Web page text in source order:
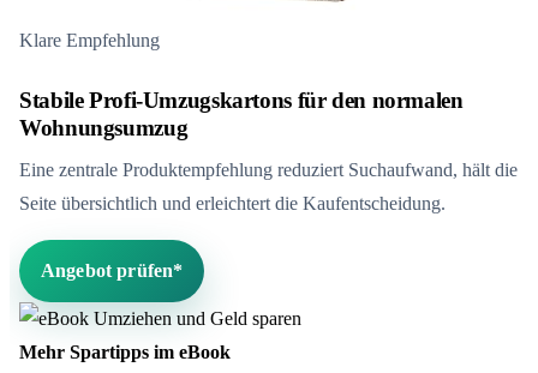
Klare Empfehlung
Stabile Profi-Umzugskartons für den normalen
Wohnungsumzug
Eine zentrale Produktempfehlung reduziert Suchaufwand, hält die
Seite übersichtlich und erleichtert die Kaufentscheidung.
Angebot prüfen*
Mehr Spartipps im eBook